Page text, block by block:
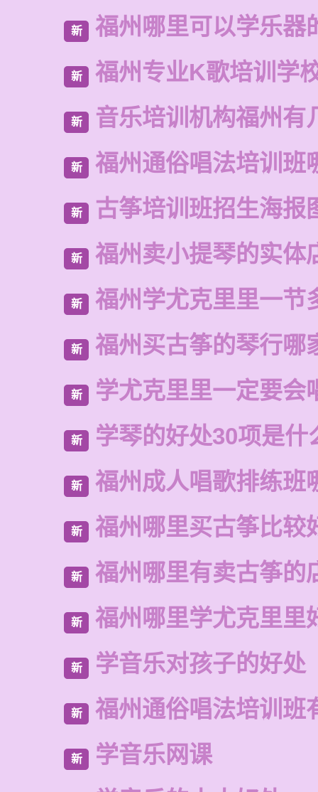
新 福州哪里可以学乐器
新 福州专业K歌培训学
新 音乐培训机构福州有
新 福州通俗唱法培训班
新 古筝培训班招生海报
新 福州卖小提琴的实体
新 福州学尤克里里一节
新 福州买古筝的琴行哪
新 学尤克里里一定要会
新 学琴的好处30项是什
新 福州成人唱歌排练班
新 福州哪里买古筝比较
新 福州哪里有卖古筝的
新 福州哪里学尤克里里
新 学音乐对孩子的好处
新 福州通俗唱法培训班
新
学音乐网课